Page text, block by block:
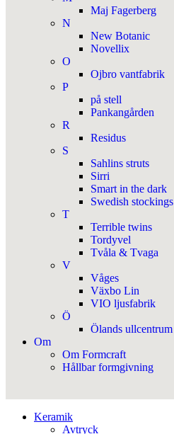
Maj Fagerberg
N
New Botanic
Novellix
O
Ojbro vantfabrik
P
på stell
Pankangården
R
Residus
S
Sahlins struts
Sirri
Smart in the dark
Swedish stockings
T
Terrible twins
Tordyvel
Tvåla & Tvaga
V
Våges
Växbo Lin
VIO ljusfabrik
Ö
Ölands ullcentrum
Om
Om Formcraft
Hållbar formgivning
Keramik
Avtryck